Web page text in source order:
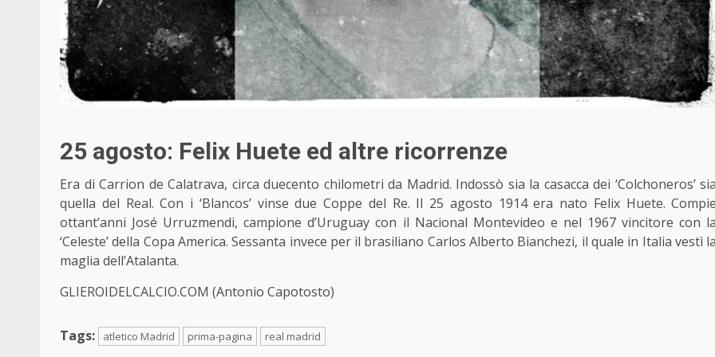
25 agosto: Felix Huete ed altre ricorrenze
Era di Carrion de Calatrava, circa duecento chilometri da Madrid. Indossò sia la casacca dei ‘Colchoneros’ sia
quella del Real. Con i ‘Blancos’ vinse due Coppe del Re. Il 25 agosto 1914 era nato Felix Huete. Compie
ottant’anni José Urruzmendi, campione d’Uruguay con il Nacional Montevideo e nel 1967 vincitore con la
‘Celeste’ della Copa America. Sessanta invece per il brasiliano Carlos Alberto Bianchezi, il quale in Italia vestì la
maglia dell’Atalanta.
GLIEROIDELCALCIO.COM (Antonio Capotosto)
Tags: atletico Madrid prima-pagina real madrid